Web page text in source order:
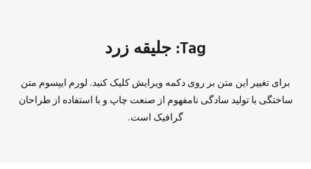
Tag: جلیقه زرد
برای تغییر این متن بر روی دکمه ویرایش کلیک کنید. لورم ایپسوم متن
ساختگی با تولید سادگی نامفهوم از صنعت چاپ و با استفاده از طراحان
گرافیک است.